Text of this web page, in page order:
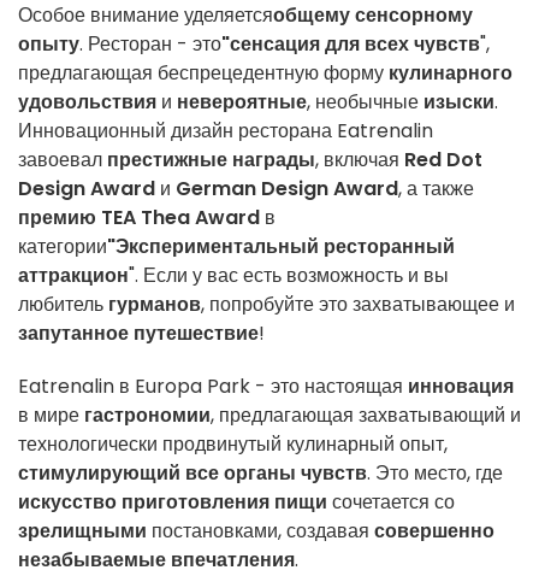
Особое внимание уделяетсяобщему сенсорному
опыту. Ресторан - это"сенсация для всех чувств",
предлагающая беспрецедентную форму кулинарного
удовольствия и невероятные, необычные изыски.
Инновационный дизайн ресторана Eatrenalin
завоевал престижные награды, включая Red Dot
Design Award и German Design Award, а также
премию TEA Thea Award в
категории"Экспериментальный ресторанный
аттракцион". Если у вас есть возможность и вы
любитель гурманов, попробуйте это захватывающее и
запутанное путешествие!
Eatrenalin в Europa Park - это настоящая инновация
в мире гастрономии, предлагающая захватывающий и
технологически продвинутый кулинарный опыт,
стимулирующий все органы чувств. Это место, где
искусство приготовления пищи сочетается со
зрелищными постановками, создавая совершенно
незабываемые впечатления.